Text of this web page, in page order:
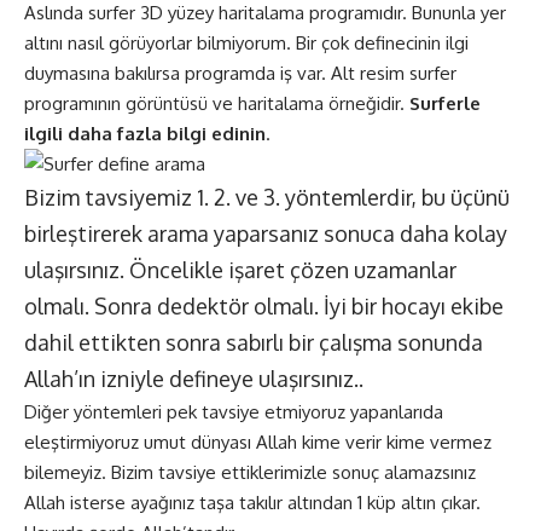
Aslında surfer 3D yüzey haritalama programıdır. Bununla yer
altını nasıl görüyorlar bilmiyorum. Bir çok definecinin ilgi
duymasına bakılırsa programda iş var. Alt resim surfer
programının görüntüsü ve haritalama örneğidir. Surferle
ilgili daha fazla bilgi edinin.
Bizim tavsiyemiz 1. 2. ve 3. yöntemlerdir, bu üçünü
birleştirerek arama yaparsanız sonuca daha kolay
ulaşırsınız. Öncelikle işaret çözen uzamanlar
olmalı. Sonra dedektör olmalı. İyi bir hocayı ekibe
dahil ettikten sonra sabırlı bir çalışma sonunda
Allah’ın izniyle defineye ulaşırsınız..
Diğer yöntemleri pek tavsiye etmiyoruz yapanlarıda
eleştirmiyoruz umut dünyası Allah kime verir kime vermez
bilemeyiz. Bizim tavsiye ettiklerimizle sonuç alamazsınız
Allah isterse ayağınız taşa takılır altından 1 küp altın çıkar.